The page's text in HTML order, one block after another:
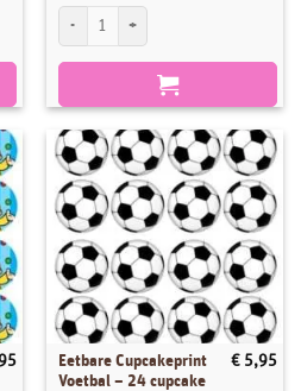
cupcake rondjes aantal
Eetbare Cupcakeprint Fortnite 2 - 24
Eetbare Cupcakeprint
Voetbal – 24 cupcake
€ 5,95